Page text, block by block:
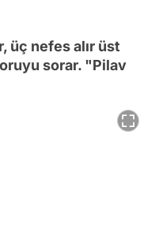
üç nefes alır üst
sorar. "Pilav